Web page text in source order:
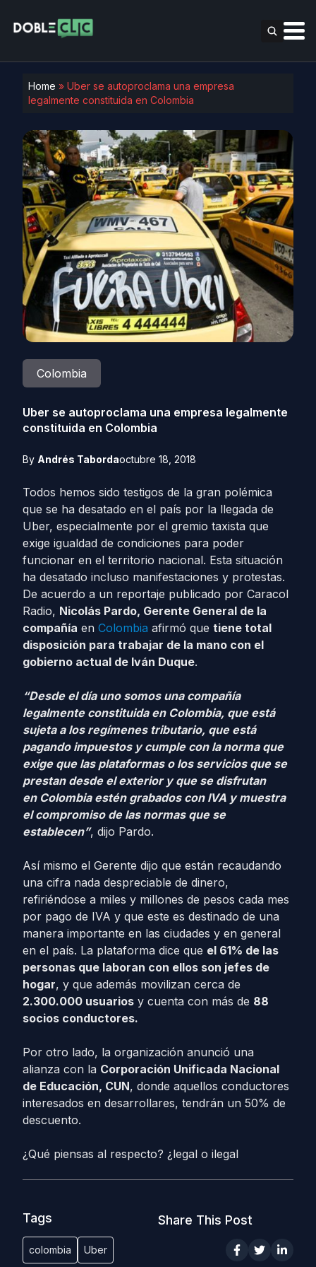
Home » Uber se autoproclama una empresa
legalmente constituida en Colombia
Colombia
Uber se autoproclama una empresa legalmente
constituida en Colombia
By Andrés Tabordaoctubre 18, 2018
Todos hemos sido testigos de la gran polémica
que se ha desatado en el país por la llegada de
Uber, especialmente por el gremio taxista que
exige igualdad de condiciones para poder
funcionar en el territorio nacional. Esta situación
ha desatado incluso manifestaciones y protestas.
De acuerdo a un reportaje publicado por Caracol
Radio, Nicolás Pardo, Gerente General de la
compañía en Colombia afirmó que tiene total
disposición para trabajar de la mano con el
gobierno actual de Iván Duque.
“Desde el día uno somos una compañía
legalmente constituida en Colombia, que está
sujeta a los regímenes tributario, que está
pagando impuestos y cumple con la norma que
exige que las plataformas o los servicios que se
prestan desde el exterior y que se disfrutan
en Colombia estén grabados con IVA y muestra
el compromiso de las normas que se
establecen”, dijo Pardo.
Así mismo el Gerente dijo que están recaudando
una cifra nada despreciable de dinero,
refiriéndose a miles y millones de pesos cada mes
por pago de IVA y que este es destinado de una
manera importante en las ciudades y en general
en el país. La plataforma dice que el 61% de las
personas que laboran con ellos son jefes de
hogar, y que además movilizan cerca de
2.300.000 usuarios y cuenta con más de 88
socios conductores.
Por otro lado, la organización anunció una
alianza con la Corporación Unificada Nacional
de Educación, CUN, donde aquellos conductores
interesados en desarrollares, tendrán un 50% de
descuento.
¿Qué piensas al respecto? ¿legal o ilegal
Tags
colombia Uber
Share This Post